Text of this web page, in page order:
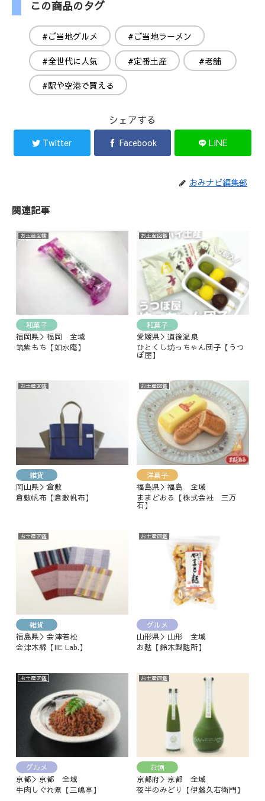
この商品のタグ
#ご当地グルメ #ご当地ラーメン
#全世代に人気 #定番土産 #老舗
#駅や空港で買える
シェアする
Twitter Facebook LINE
おみナビ編集部
関連記事
お土産図鑑
和菓子
福岡県＞福岡 全域
筑紫もち【如水庵】
お土産図鑑
和菓子
愛媛県＞道後温泉
ひとくし坊っちゃん団子【うつ
ぼ屋】
お土産図鑑
雑貨
岡山県＞倉敷
倉敷帆布【倉敷帆布】
お土産図鑑
洋菓子
福島県＞福島 全域
ままどおる【株式会社 三万
石】
お土産図鑑
雑貨
福島県＞会津若松
会津木綿【IIE Lab.】
お土産図鑑
グルメ
山形県＞山形 全域
お麩【鈴木製麩所】
お土産図鑑
グルメ
京都＞京都 全域
牛肉しぐれ煮【三嶋亭】
お土産図鑑
お酒
京都府＞京都 全域
夜半のみどり【伊藤久右衛門】